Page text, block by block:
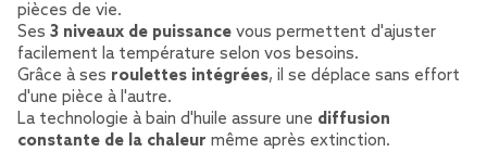
pièces de vie.
Ses 3 niveaux de puissance vous permettent d'ajuster
facilement la température selon vos besoins.
Grâce à ses roulettes intégrées, il se déplace sans effort
d'une pièce à l'autre.
La technologie à bain d'huile assure une diffusion
constante de la chaleur même après extinction.